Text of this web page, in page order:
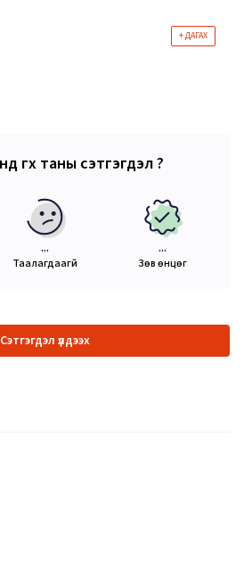
+ ДАГАХ
өгөх таны сэтгэгдэл ?
...
Таалагдаагүй
...
Зөв өнцөг
Сэтгэгдэл үлдээх